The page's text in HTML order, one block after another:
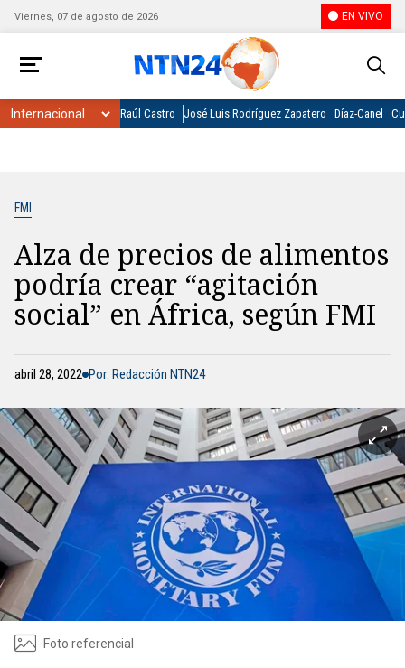
Viernes, 07 de agosto de 2026 EN VIVO
Raúl Castro José Luis Rodríguez Zapatero Díaz-Canel
FMI
Alza de precios de alimentos
podría crear “agitación
social” en África, según FMI
abril 28, 2022 Por: Redacción NTN24
Foto referencial